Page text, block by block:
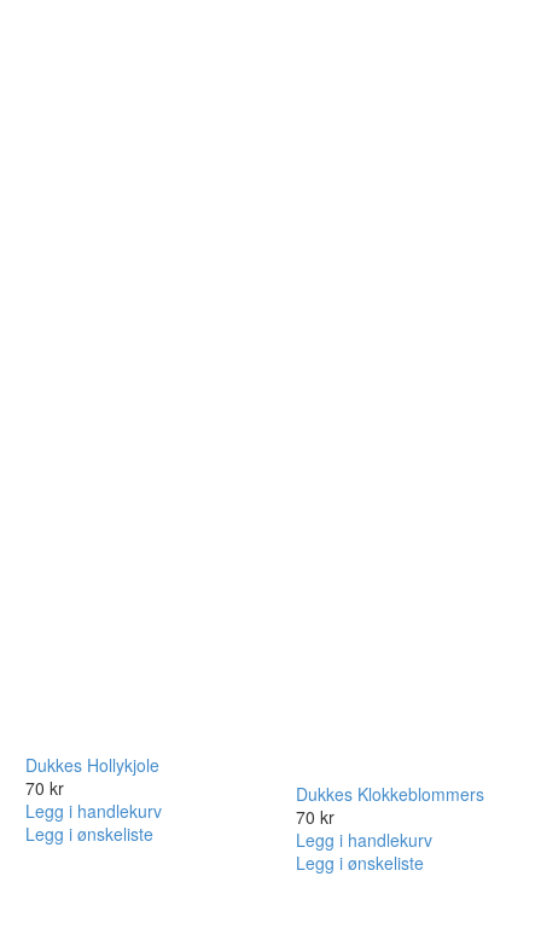
Dukkes Hollykjole
70 kr
Legg i handlekurv
Legg i ønskeliste
Dukkes Klokkeblommers
70 kr
Legg i handlekurv
Legg i ønskeliste